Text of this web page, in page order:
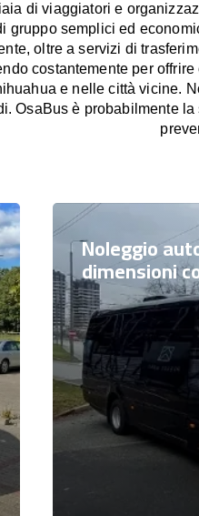
di viaggiatori e
gruppo semplici ed
oltre a servizi di
costantemente per
e nelle città vicine.
OsaBus è probabilmente
Noleggio
dimensioni